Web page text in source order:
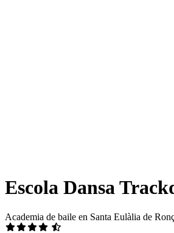
Escola Dansa
Academia de baile en Santa Eulàlia de